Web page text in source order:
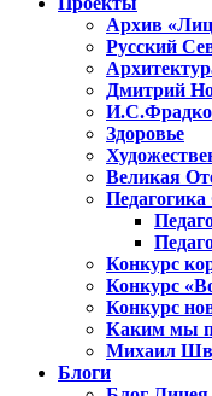
Архив
Русский
Дмитрий
Здоровье
Великая
Конкурс
Конкурс
Конкурс
Каким мы
Михаил
Блоги